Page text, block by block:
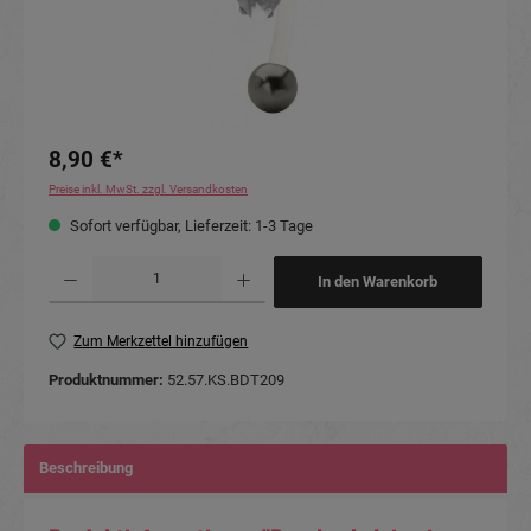
8,90 €*
Preise inkl. MwSt. zzgl. Versandkosten
Sofort verfügbar, Lieferzeit: 1-3 Tage
In den Warenkorb
Zum Merkzettel hinzufügen
Produktnummer: 52.57.KS.BDT209
Beschreibung